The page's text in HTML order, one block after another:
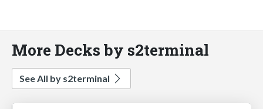
More Decks by s2terminal
See All by s2terminal